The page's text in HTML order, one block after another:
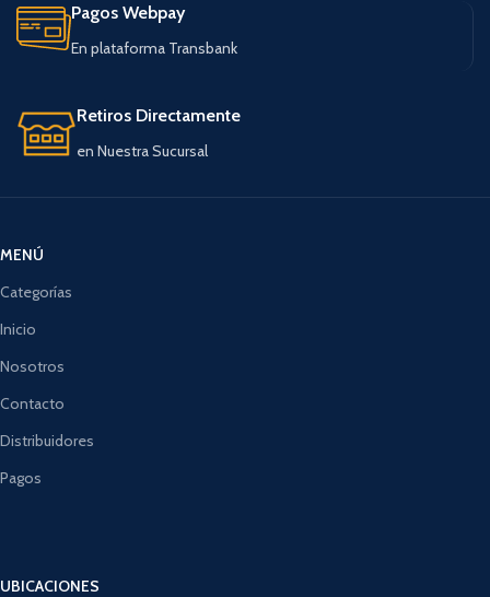
Pagos Webpay
En plataforma Transbank
Retiros Directamente
en Nuestra Sucursal
MENÚ
Categorías
Inicio
Nosotros
Contacto
Distribuidores
Pagos
UBICACIONES